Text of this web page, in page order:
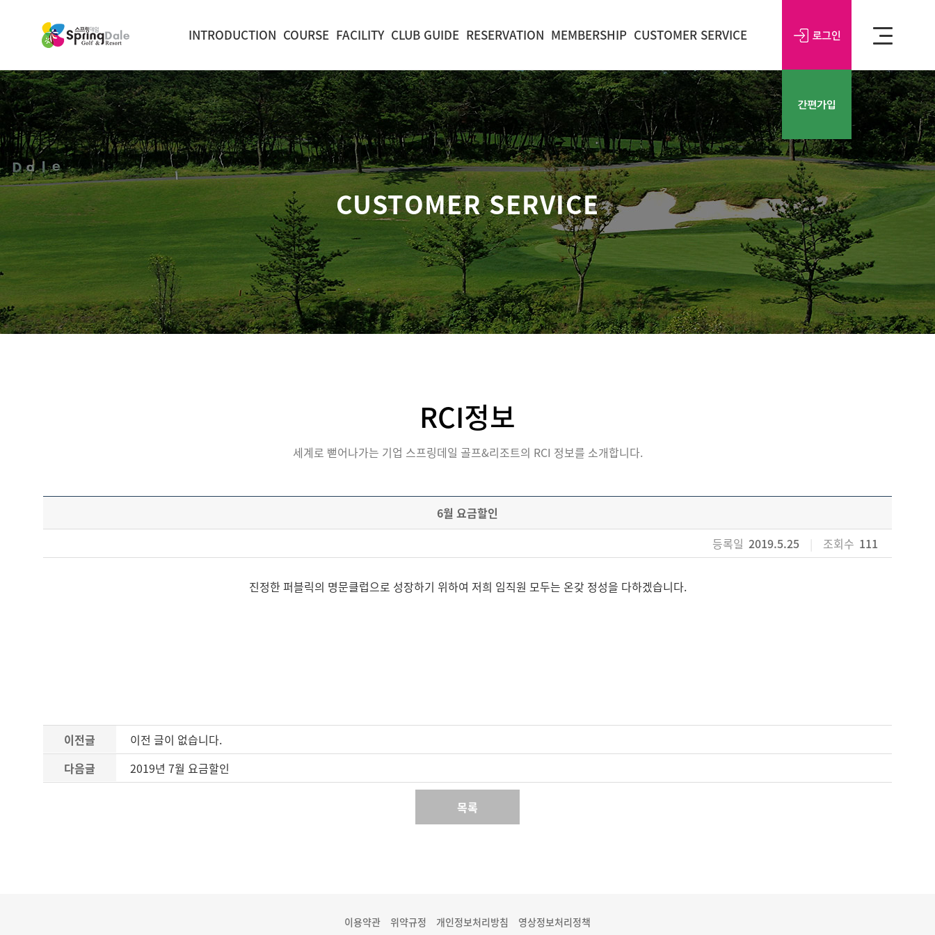
INTRODUCTION COURSE FACILITY CLUB GUIDE RESERVATION MEMBERSHIP CUSTOMER SERVICE
CUSTOMER SERVICE
RCI정보
세계로 뻗어나가는 기업 스프링데일 골프&리조트의 RCI 정보를 소개합니다.
6월 요금할인
등록일 2019.5.25 조회수 111
진정한 퍼블릭의 명문클럽으로 성장하기 위하여 저희 임직원 모두는 온갖 정성을 다하겠습니다.
이전글
이전 글이 없습니다.
다음글
2019년 7월 요금할인
목록
이용약관 위약규정 개인정보처리방침 영상정보처리정책